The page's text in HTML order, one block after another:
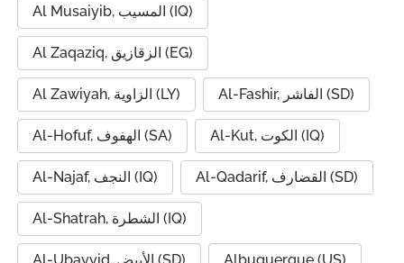
Al Musaiyib, المسيب (IQ)
Al Zaqaziq, الزقازيق (EG)
Al Zawiyah, الزاوية (LY) Al-Fashir, الفاشر (SD)
Al-Hofuf, الهفوف (SA) Al-Kut, الكوت (IQ)
Al-Najaf, النجف (IQ) Al-Qadarif, القضارف (SD)
Al-Shatrah, الشطرة (IQ)